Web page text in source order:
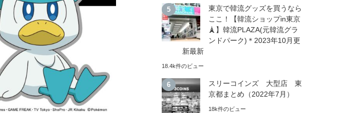
東京で韓流グッズを買うなら
ここ！【韓流ショップin東京
🗼】韓流PLAZA(元韓流グラ
ンドパーク)＊2023年10月更
新最新
18.4k件のビュー
スリーコインズ 大型店 東
京都まとめ（2022年7月）
18k件のビュー